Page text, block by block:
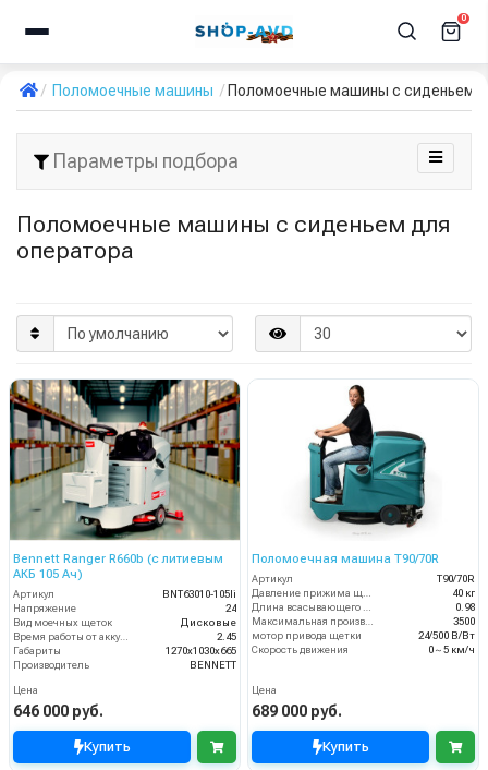
0
Поломоечные машины Поломоечные машины с сиденьем
Параметры подбора
Поломоечные машины с сиденьем для
оператора
Bennett Ranger R660b (с литиевым
АКБ 105 Ач)
Артикул
BNT63010-105li
Напряжение
24
Вид моечных щеток
Дисковые
Время работы от аккумуляторов (ч)
2.45
Габариты
1270х1030х665
Производитель
BENNETT
Цена
646 000 руб.
Купить
Поломоечная машина T90/70R
Артикул
T90/70R
40 кг
0.98
3500
мотор привода щетки
24/500 В/Вт
Скорость движения
0～5 км/ч
Цена
689 000 руб.
Купить